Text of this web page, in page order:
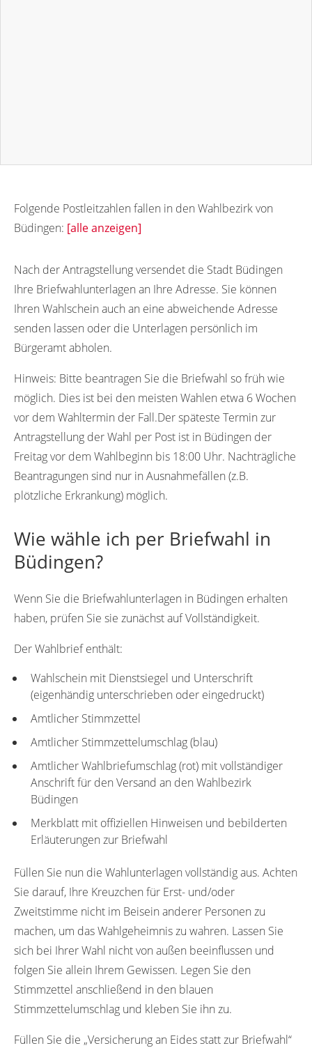
Folgende Postleitzahlen fallen in den Wahlbezirk von
Büdingen: [alle anzeigen]
63648 63652
Nach der Antragstellung versendet die Stadt Büdingen
Ihre Briefwahlunterlagen an Ihre Adresse. Sie können
Ihren Wahlschein auch an eine abweichende Adresse
senden lassen oder die Unterlagen persönlich im
Bürgeramt abholen.
Hinweis: Bitte beantragen Sie die Briefwahl so früh wie
möglich. Dies ist bei den meisten Wahlen etwa 6 Wochen
vor dem Wahltermin der Fall.Der späteste Termin zur
Antragstellung der Wahl per Post ist in Büdingen der
Freitag vor dem Wahlbeginn bis 18:00 Uhr. Nachträgliche
Beantragungen sind nur in Ausnahmefällen (z.B.
plötzliche Erkrankung) möglich.
Wie wähle ich per Briefwahl in
Büdingen?
Wenn Sie die Briefwahlunterlagen in Büdingen erhalten
haben, prüfen Sie sie zunächst auf Vollständigkeit.
Der Wahlbrief enthält:
Wahlschein mit Dienstsiegel und Unterschrift
(eigenhändig unterschrieben oder eingedruckt)
Amtlicher Stimmzettel
Amtlicher Stimmzettelumschlag (blau)
Amtlicher Wahlbriefumschlag (rot) mit vollständiger
Anschrift für den Versand an den Wahlbezirk
Büdingen
Merkblatt mit offiziellen Hinweisen und bebilderten
Erläuterungen zur Briefwahl
Füllen Sie nun die Wahlunterlagen vollständig aus. Achten
Sie darauf, Ihre Kreuzchen für Erst- und/oder
Zweitstimme nicht im Beisein anderer Personen zu
machen, um das Wahlgeheimnis zu wahren. Lassen Sie
sich bei Ihrer Wahl nicht von außen beeinflussen und
folgen Sie allein Ihrem Gewissen. Legen Sie den
Stimmzettel anschließend in den blauen
Stimmzettelumschlag und kleben Sie ihn zu.
Füllen Sie die „Versicherung an Eides statt zur Briefwahl“